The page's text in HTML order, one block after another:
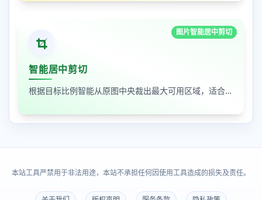
图片智能居中剪切
智能居中剪切
根据目标比例智能从原图中央裁出最大可用区域，适合封面图、缩略图和平台尺寸适配
本站工具严禁用于非法用途，本站不承担任何因使用工具造成的损失及责任。